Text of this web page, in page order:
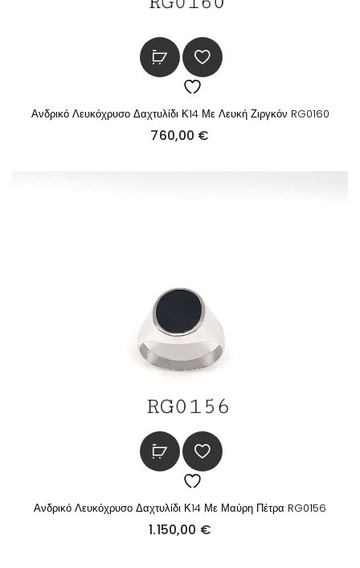
Ανδρικό Λευκόχρυσο Δαχτυλίδι Κ14 Με Λευκή Ζιργκόν RG0160
760,00 €
Ανδρικό Λευκόχρυσο Δαχτυλίδι Κ14 Με Μαύρη Πέτρα RG0156
1.150,00 €